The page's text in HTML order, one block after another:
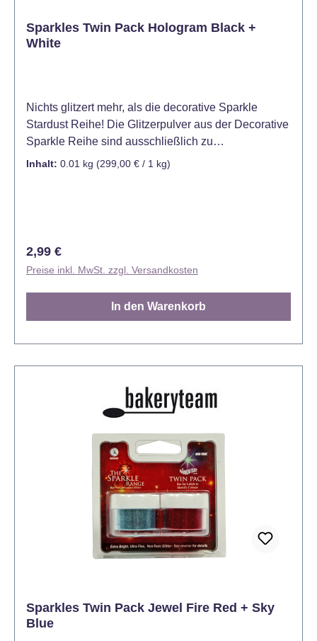
Sparkles Twin Pack Hologram Black +
White
Nichts glitzert mehr, als die decorative Sparkle
Stardust Reihe! Die Glitzerpulver aus der Decorative
Sparkle Reihe sind ausschließlich zu
Dekorationszwecken gedacht und nicht für den
Inhalt: 0.01 kg (299,00 € / 1 kg)
Regulärer Preis:
2,99 €
Preise inkl. MwSt. zzgl. Versandkosten
In den Warenkorb
Sparkles Twin Pack Jewel Fire Red + Sky
Blue